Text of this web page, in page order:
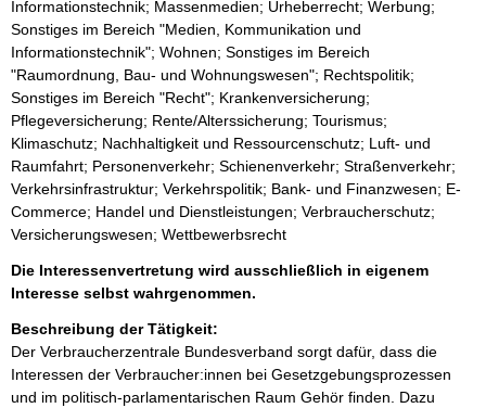
Informationstechnik; Massenmedien; Urheberrecht; Werbung;
Sonstiges im Bereich "Medien, Kommunikation und
Informationstechnik"; Wohnen; Sonstiges im Bereich
"Raumordnung, Bau- und Wohnungswesen"; Rechtspolitik;
Sonstiges im Bereich "Recht"; Krankenversicherung;
Pflegeversicherung; Rente/Alterssicherung; Tourismus;
Klimaschutz; Nachhaltigkeit und Ressourcenschutz; Luft- und
Raumfahrt; Personenverkehr; Schienenverkehr; Straßenverkehr;
Verkehrsinfrastruktur; Verkehrspolitik; Bank- und Finanzwesen; E-
Commerce; Handel und Dienstleistungen; Verbraucherschutz;
Versicherungswesen; Wettbewerbsrecht
Die Interessenvertretung wird ausschließlich in eigenem
Interesse selbst wahrgenommen.
Beschreibung der Tätigkeit:
Der Verbraucherzentrale Bundesverband sorgt dafür, dass die
Interessen der Verbraucher:innen bei Gesetzgebungsprozessen
und im politisch-parlamentarischen Raum Gehör finden. Dazu